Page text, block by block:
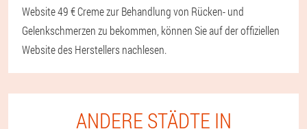
Website 49 € Creme zur Behandlung von Rücken- und
Gelenkschmerzen zu bekommen, können Sie auf der offiziellen
Website des Herstellers nachlesen.
ANDERE STÄDTE IN